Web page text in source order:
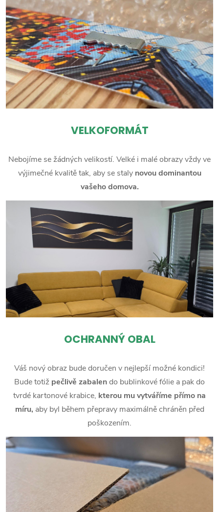
VELKOFORMÁT
Nebojíme se žádných velikostí. Velké i malé obrazy vždy ve
výjimečné kvalitě tak, aby se staly novou dominantou
vašeho domova.
OCHRANNÝ OBAL
Váš nový obraz bude doručen v nejlepší možné kondici!
Bude totiž pečlivě zabalendo bublinkové fólie a pak do
tvrdé kartonové krabice, kterou mu vytváříme přímo na
míru, aby byl během přepravy maximálně chráněn před
poškozením.